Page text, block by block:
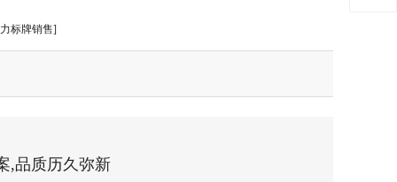
标牌销售]
,品质历久弥新